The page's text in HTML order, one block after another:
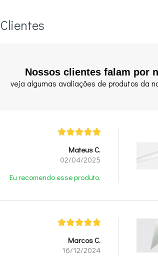
Nossos clientes falam por
veja algumas avaliações de produtos da
Mateus C.
02/04/2025
Eu recomendo esse produto.
Marcos C.
16/12/2024